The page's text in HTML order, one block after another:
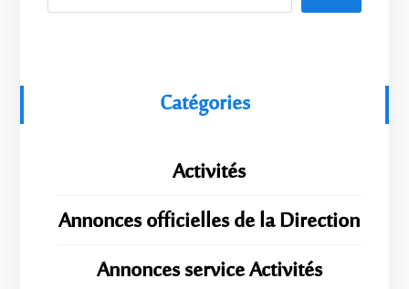
Catégories
Activités
Annonces officielles de la Direction
Annonces service Activités